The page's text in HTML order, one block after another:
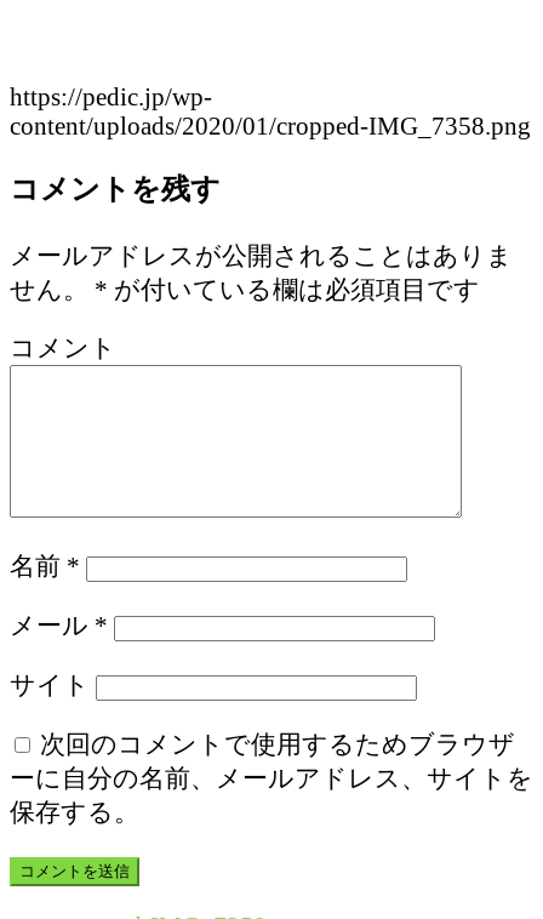
https://pedic.jp/wp-
content/uploads/2020/01/cropped-IMG_7358.png
コメントを残す
メールアドレスが公開されることはありま
せん。
* が付いている欄は必須項目です
コメント
名前 *
メール *
サイト
次回のコメントで使用するためブラウザ
ーに自分の名前、メールアドレス、サイトを
保存する。